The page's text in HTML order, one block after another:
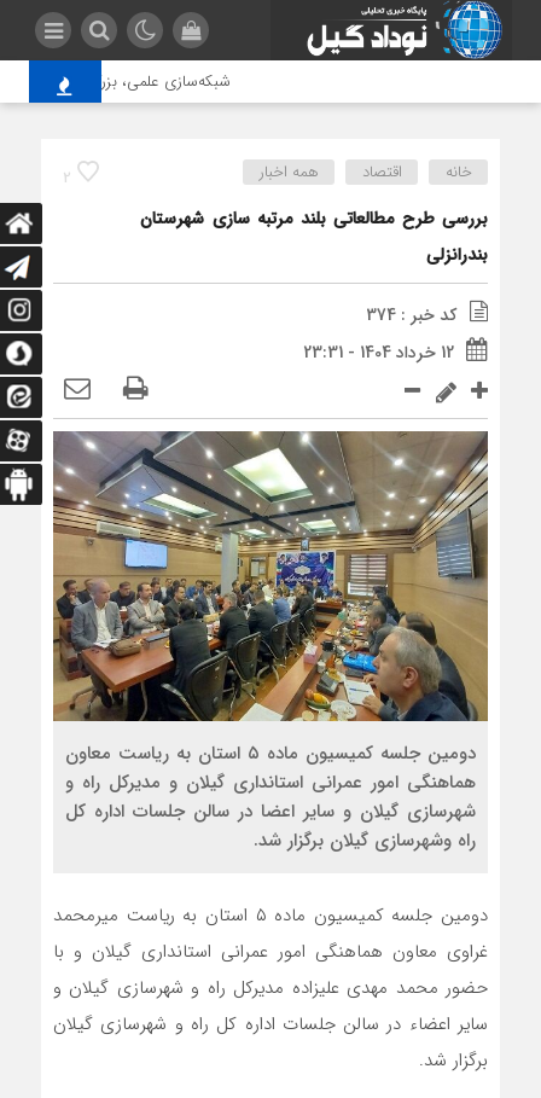
شبکه‌سازی علمی، بزرگ‌ترین مزیت
2 خانه اقتصاد همه اخبار
بررسی طرح مطالعاتی بلند مرتبه سازی شهرستان
بندرانزلی
کد خبر : 374
12 خرداد 1404 - 23:31
دومین جلسه کمیسیون ماده ۵ استان به ریاست معاون
هماهنگی امور عمرانی استانداری گیلان و مدیرکل راه و
شهرسازی گیلان و سایر اعضا در سالن جلسات اداره کل
راه وشهرسازی گیلان برگزار شد.
دومین جلسه کمیسیون ماده ۵ استان به ریاست میرمحمد
غراوی معاون هماهنگی امور عمرانی استانداری گیلان و با
حضور محمد مهدی علیزاده مدیرکل راه و شهرسازی گیلان و
سایر اعضاء در سالن جلسات اداره کل راه و شهرسازی گیلان
برگزار شد.